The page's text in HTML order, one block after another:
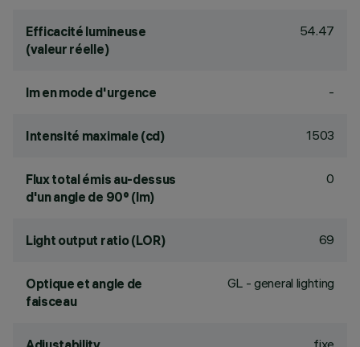
Efficacité lumineuse
(valeur réelle)
54.47
lm en mode d'urgence -
Intensité maximale (cd) 1503
Flux total émis au-dessus
d'un angle de 90° (lm)
0
Light output ratio (LOR) 69
Optique et angle de
faisceau
GL - general lighting
fixe